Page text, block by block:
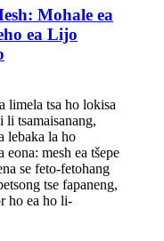
Mohale ea
ea Lijo
limela tsa ho lokisa
tsamaisanang,
lebaka la ho
eona: mesh ea tšepe
se feto-fetohang
tse fapaneng,
ho ea ho li-